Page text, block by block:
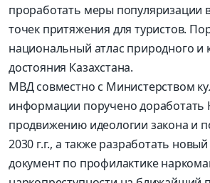
проработать меры популяризации
точек притяжения для туристов.
национальный атлас природного и
достояния Казахстана.
МВД совместно с Министерством
информации поручено
продвижению идеологии закона и
2030 г.г., а также разработать
документ по профилактике